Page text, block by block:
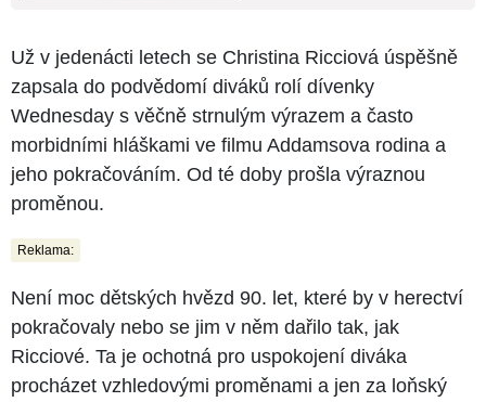
Už v jedenácti letech se Christina Ricciová úspěšně
zapsala do podvědomí diváků rolí dívenky
Wednesday s věčně strnulým výrazem a často
morbidními hláškami ve filmu Addamsova rodina a
jeho pokračováním. Od té doby prošla výraznou
proměnou.
Reklama:
Není moc dětských hvězd 90. let, které by v herectví
pokračovaly nebo se jim v něm dařilo tak, jak
Ricciové. Ta je ochotná pro uspokojení diváka
procházet vzhledovými proměnami a jen za loňský